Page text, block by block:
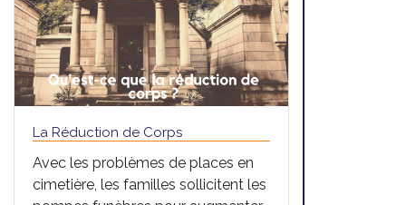
La Réduction de Corps
Avec les problèmes de places en
cimetière, les familles sollicitent les